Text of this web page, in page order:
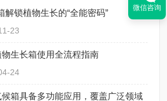
解锁植物生长的“全能密码”
23
生长箱使用全流程指南
24
箱具备多功能应用，覆盖广泛领域
微信咨询